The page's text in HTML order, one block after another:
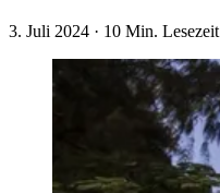
3. Juli 2024 · 10 Min. Lesezeit